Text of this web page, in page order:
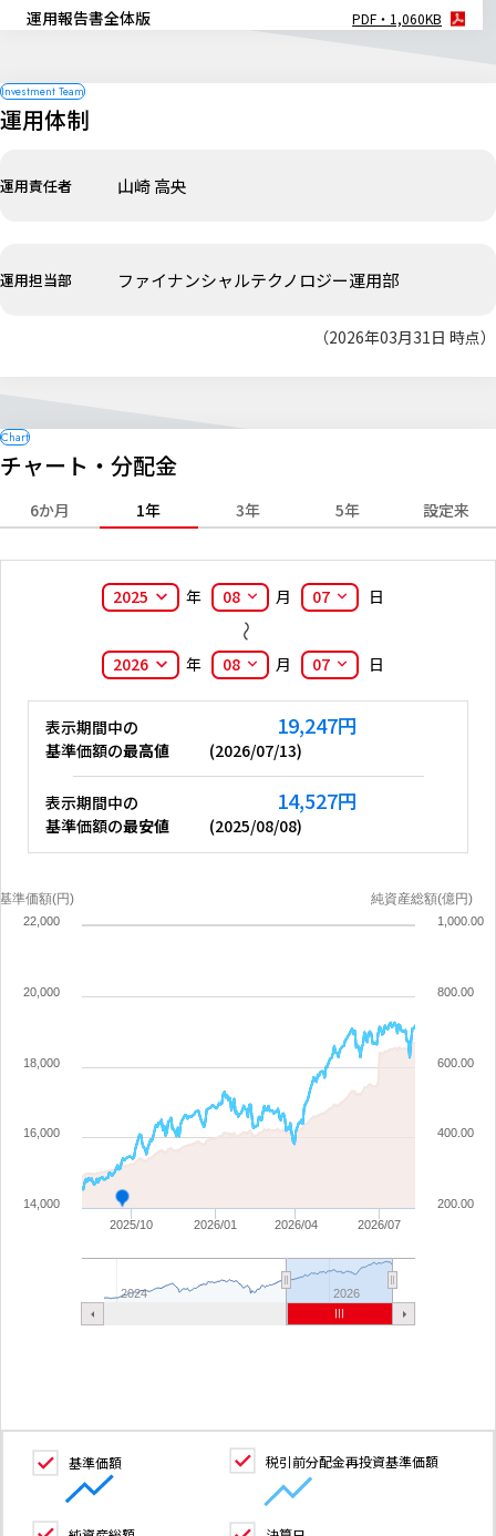
運用報告書全体版 PDF・1,060KB
運用体制
運用責任者 山崎 高央
運用担当部 ファイナンシャルテクノロジー運用部
（2026年03月31日 時点）
チャート・分配金
6か月 1年 3年 5年 設定来
2025 年 08 月 07 日
2026 年 08 月 07 日
表示期間中の
基準価額の最高値
19,247円
(2026/07/13)
表示期間中の
基準価額の最安値
14,527円
(2025/08/08)
基準価額(円) 純資産総額(億円)
2026/01 2026/07
2025/10 2026/04
2024 2026
14,000
16,000
18,000
20,000
22,000
200.00
400.00
600.00
800.00
1,000.00
基準価額 税引前分配金再投資基準価額